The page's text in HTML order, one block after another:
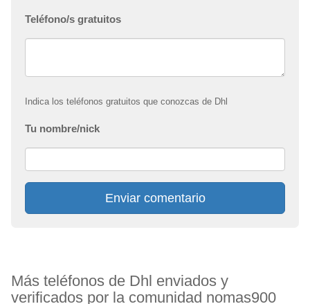
Teléfono/s gratuitos
Indica los teléfonos gratuitos que conozcas de Dhl
Tu nombre/nick
Enviar comentario
Más teléfonos de Dhl enviados y
verificados por la comunidad nomas900